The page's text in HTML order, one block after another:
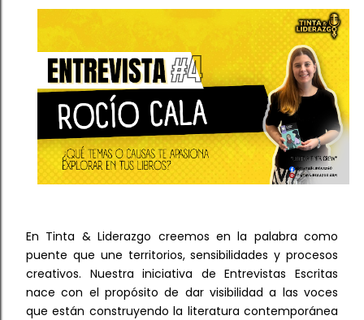
En Tinta & Liderazgo creemos en la palabra como
puente que une territorios, sensibilidades y procesos
creativos. Nuestra iniciativa deEntrevistas Escritas
nace con el propósito de dar visibilidad a las voces
que están construyendo la literatura contemporánea